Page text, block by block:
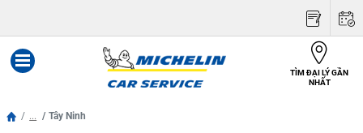
TÌM ĐẠI LÝ GẦN
NHẤT
... Tây Ninh